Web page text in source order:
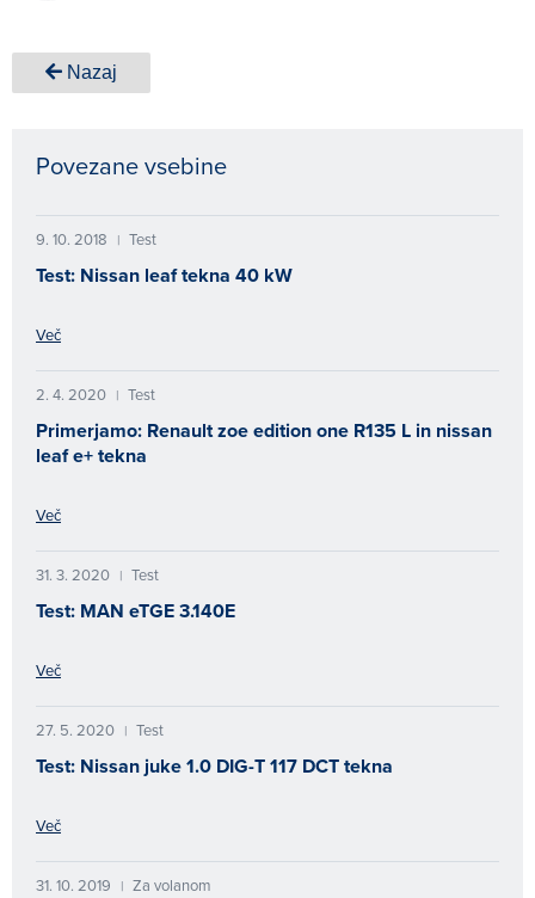
Nazaj
Povezane vsebine
9. 10. 2018 | Test
Test: Nissan leaf tekna 40 kW
Več
2. 4. 2020 | Test
Primerjamo: Renault zoe edition one R135 L in nissan
leaf e+ tekna
Več
31. 3. 2020 | Test
Test: MAN eTGE 3.140E
Več
27. 5. 2020 | Test
Test: Nissan juke 1.0 DIG-T 117 DCT tekna
Več
31. 10. 2019 | Za volanom